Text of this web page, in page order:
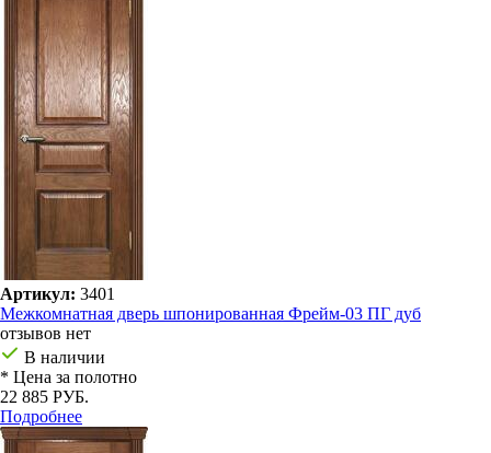
Артикул: 3401
Межкомнатная дверь шпонированная Фрейм-03 ПГ дуб
отзывов нет
В наличии
* Цена за полотно
22 885 РУБ.
Подробнее